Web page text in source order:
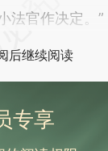
法官作决定。”
后继续阅读
专享